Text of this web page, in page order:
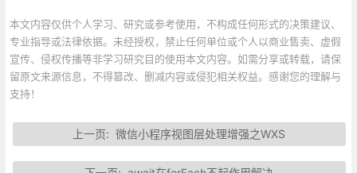
本文内容仅供个人学习、研究或参考使用，不构成任何形式的决策建议、
专业指导或法律依据。未经授权，禁止任何单位或个人以商业售卖、虚假
宣传、侵权传播等非学习研究目的使用本文内容。如需分享或转载，请保
留原文来源信息，不得篡改、删减内容或侵犯相关权益。感谢您的理解与
支持！
上一页:微信小程序视图层处理增强之WXS